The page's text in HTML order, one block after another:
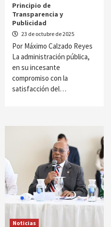
Principio de
Transparencia y
Publicidad
23 de octubre de 2025
Por Máximo Calzado Reyes
La administración pública,
en su incesante
compromiso con la
satisfacción del…
Noticias